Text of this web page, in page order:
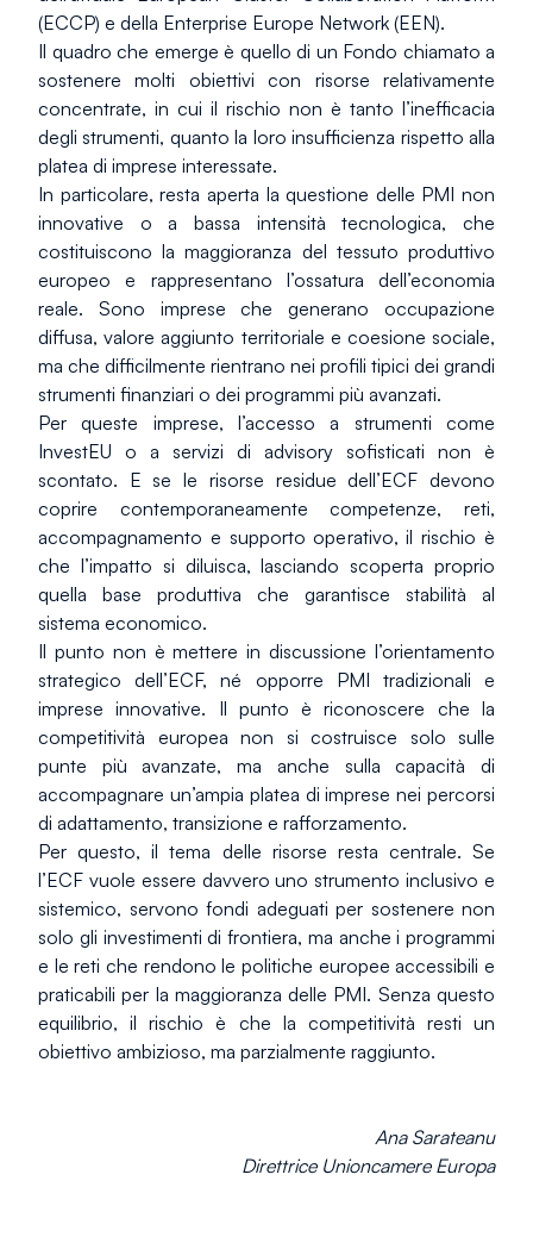
(ECCP) e della Enterprise Europe Network (EEN).
Il quadro che emerge è quello di un Fondo chiamato a
sostenere molti obiettivi con risorse relativamente
concentrate, in cui il rischio non è tanto l’inefficacia
degli strumenti, quanto la loro insufficienza rispetto alla
platea di imprese interessate.
In particolare, resta aperta la questione delle PMI non
innovative o a bassa intensità tecnologica, che
costituiscono la maggioranza del tessuto produttivo
europeo e rappresentano l’ossatura dell’economia
reale. Sono imprese che generano occupazione
diffusa, valore aggiunto territoriale e coesione sociale,
ma che difficilmente rientrano nei profili tipici dei grandi
strumenti finanziari o dei programmi più avanzati.
Per queste imprese, l’accesso a strumenti come
InvestEU o a servizi di advisory sofisticati non è
scontato. E se le risorse residue dell’ECF devono
coprire contemporaneamente competenze, reti,
accompagnamento e supporto operativo, il rischio è
che l’impatto si diluisca, lasciando scoperta proprio
quella base produttiva che garantisce stabilità al
sistema economico.
Il punto non è mettere in discussione l’orientamento
strategico dell’ECF, né opporre PMI tradizionali e
imprese innovative. Il punto è riconoscere che la
competitività europea non si costruisce solo sulle
punte più avanzate, ma anche sulla capacità di
accompagnare un’ampia platea di imprese nei percorsi
di adattamento, transizione e rafforzamento.
Per questo, il tema delle risorse resta centrale. Se
l’ECF vuole essere davvero uno strumento inclusivo e
sistemico, servono fondi adeguati per sostenere non
solo gli investimenti di frontiera, ma anche i programmi
e le reti che rendono le politiche europee accessibili e
praticabili per la maggioranza delle PMI. Senza questo
equilibrio, il rischio è che la competitività resti un
obiettivo ambizioso, ma parzialmente raggiunto.
Ana Sarateanu
Direttrice Unioncamere Europa